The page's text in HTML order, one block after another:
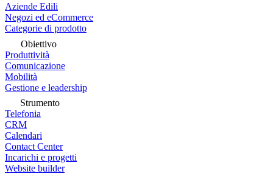
Aziende Edili
Negozi ed eCommerce
Categorie di prodotto
Obiettivo
Produttività
Comunicazione
Mobilità
Gestione e leadership
Strumento
Telefonia
CRM
Calendari
Contact Center
Incarichi e progetti
Website builder